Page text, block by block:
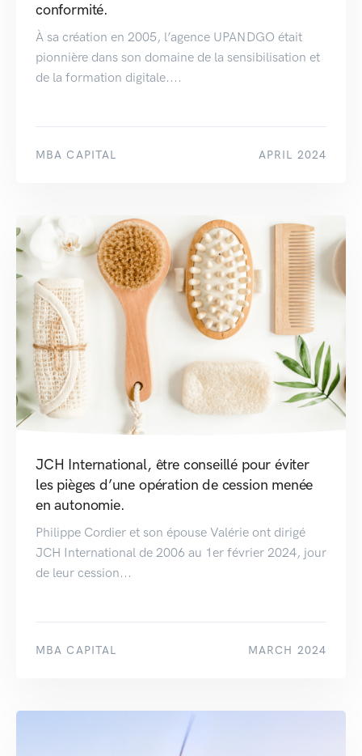
conformité.
À sa création en 2005, l’agence UPANDGO était
pionnière dans son domaine de la sensibilisation et
de la formation digitale....
MBA CAPITAL APRIL 2024
JCH International, être conseillé pour éviter
les pièges d’une opération de cession menée
en autonomie.
Philippe Cordier et son épouse Valérie ont dirigé
JCH International de 2006 au 1er février 2024, jour
de leur cession...
MBA CAPITAL MARCH 2024